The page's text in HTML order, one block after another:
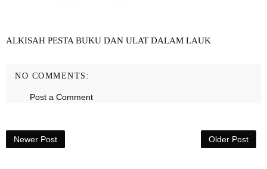
ALKISAH PESTA BUKU DAN ULAT DALAM LAUK
NO COMMENTS:
Post a Comment
Newer Post Older Post